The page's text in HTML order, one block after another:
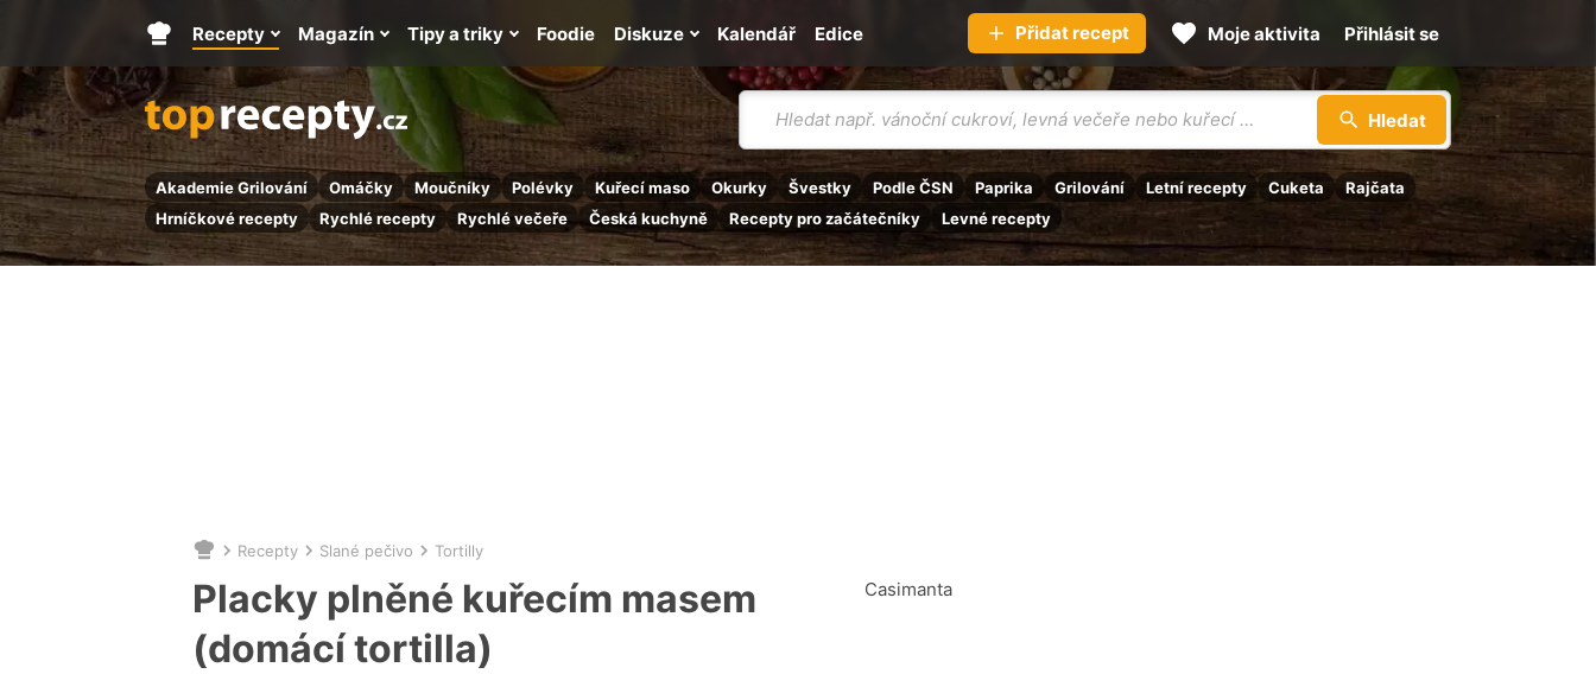
Vyhledávání
Hledat
Akademie Grilování Omáčky Moučníky Polévky Kuřecí maso Okurky Švestky Podle ČSN Paprika Grilování Letní recepty Cuketa
Rajčata
Hrníčkové recepty
Rychlé recepty Rychlé večeře Česká kuchyně Recepty pro začátečníky Levné recepty
Hlavní
stránka
Recepty Magazín Tipy a triky Kalendář
Foodie Diskuze Edice Přidat recept Moje aktivita Přihlásit se
Nacházíte
se
zde:
Recepty Slané pečivo Tortilly
Placky plněné kuřecím masem
(domácí tortilla)
Casimanta